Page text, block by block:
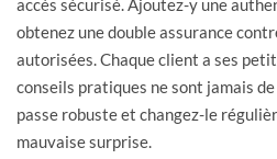
accès sécurisé. Ajoutez-y une
obtenez une double assurance
autorisées. Chaque client a ses
conseils pratiques ne sont jamais
passe robuste et changez-le
mauvaise surprise.